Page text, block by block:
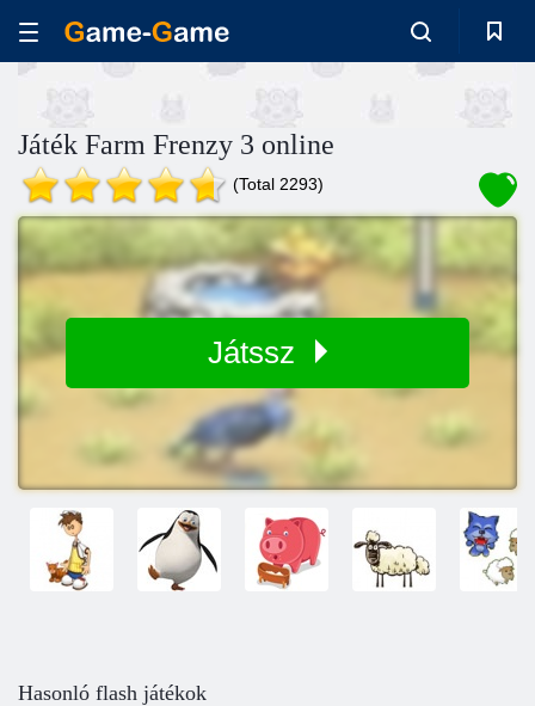
Játék Farm Frenzy 3 online
(Total 2293)
Játssz
Hasonló flash játékok